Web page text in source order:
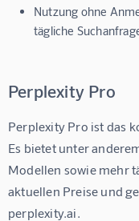
Nutzung ohne
tägliche
Perplexity Pro
Perplexity Pro ist das
Es bietet unter
Modellen sowie mehr
aktuellen Preise und
perplexity.ai.